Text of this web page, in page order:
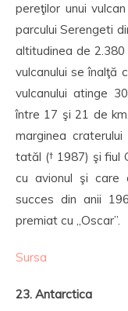
pereţilor unui
parcului Serengeti
altitudinea de 2.380
vulcanului se înalţă
vulcanului atinge
între 17 şi 21 de
marginea
tatăl († 1987) şi fiul
cu avionul şi care
succes din anii
premiat cu „Oscar”.
Sursa
23. Antarctica